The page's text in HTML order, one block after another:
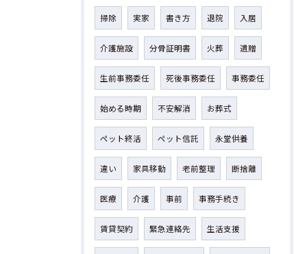
掃除 実家 書き方 退院 入居
介護施設 分骨証明書 火葬 遺贈
生前事務委任 死後事務委任 事務委任
始める時期 不安解消 お葬式
ペット終活 ペット信託 永堂供養
違い 家具移動 老前整理 断捨離
医療 介護 事前 事務手続き
賃貸契約 緊急連絡先 生活支援